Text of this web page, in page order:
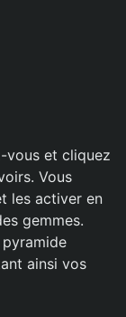
vous et cliquez
Vous
les activer en
gemmes.
pyramide
ainsi vos